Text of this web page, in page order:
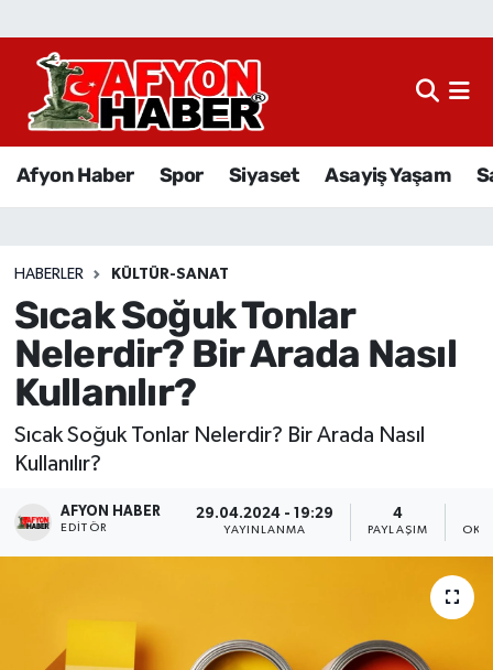
Afyon Haber Spor Siyaset Asayiş Yaşam
HABERLER KÜLTÜR-SANAT
Sıcak Soğuk Tonlar
Nelerdir? Bir Arada Nasıl
Kullanılır?
Sıcak Soğuk Tonlar Nelerdir? Bir Arada Nasıl
Kullanılır?
AFYON HABER
EDITÖR
29.04.2024 - 19:29
YAYINLANMA
4
PAYLAŞIM
Afyon Haber
Sağlık
Eğitim
Ekonomi
Magazin